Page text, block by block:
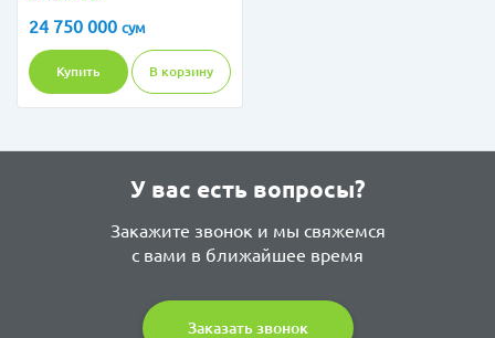
24 750 000 сум
Купить В корзину
У вас есть вопросы?
Закажите звонок и мы свяжемся
с вами в ближайшее время
Заказать звонок